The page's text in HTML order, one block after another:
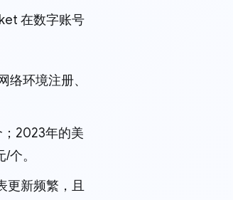
在数字账号
环境注册、
2023年的美
。
更新频繁，且